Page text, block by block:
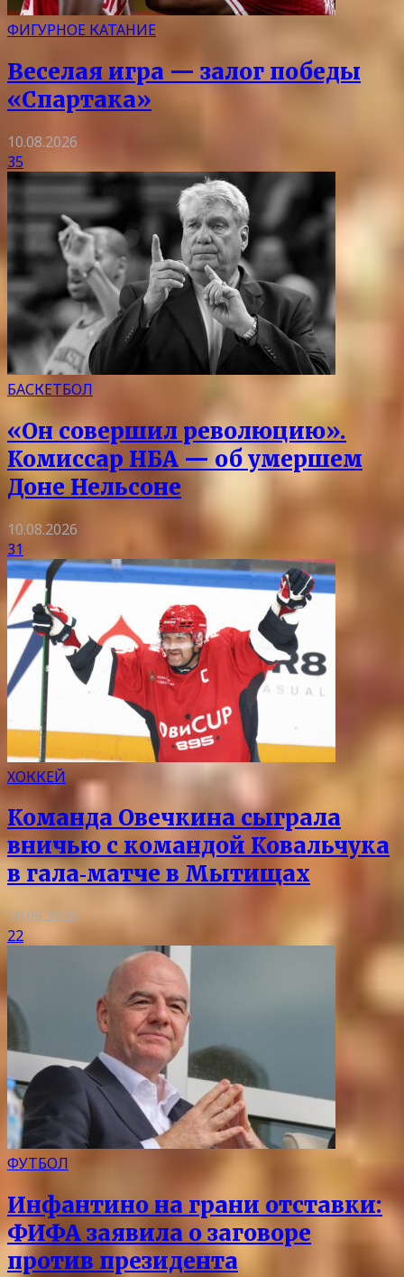
ФИГУРНОЕ КАТАНИЕ
Веселая игра — залог победы
«Спартака»
10.08.2026
35
БАСКЕТБОЛ
«Он совершил революцию».
Комиссар НБА — об умершем
Доне Нельсоне
10.08.2026
31
ХОККЕЙ
Команда Овечкина сыграла
вничью с командой Ковальчука
в гала‑матче в Мытищах
10.08.2026
22
ФУТБОЛ
Инфантино на грани отставки:
ФИФА заявила о заговоре
против президента